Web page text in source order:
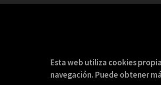
Esta web utiliza cookies
navegación. Puede obtener